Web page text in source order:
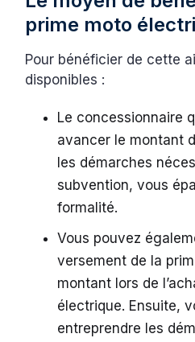
prime moto
Pour bénéficier de cette
disponibles :
Le concessionnaire
avancer le montant
les démarches
subvention, vous
formalité.
Vous pouvez
versement de la
montant lors de
électrique. Ensuite,
entreprendre les